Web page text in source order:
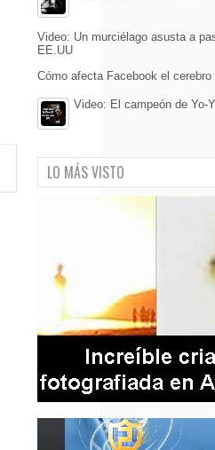
Video: Un murciélago asusta a
EE.UU
Cómo afecta Facebook el
Video: El campeón de Yo-
LO MÁS VISTO